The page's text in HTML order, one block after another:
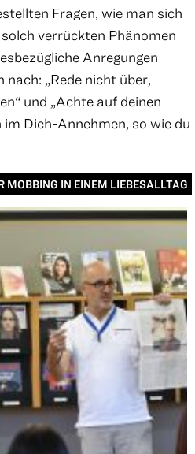
Fragen, wie man sich
verrückten Phänomen
Anregungen
„Rede nicht über,
und „Achte auf deinen
Dich-Annehmen, so wie du
MOBBING IN EINEM LIEBESALLTAG